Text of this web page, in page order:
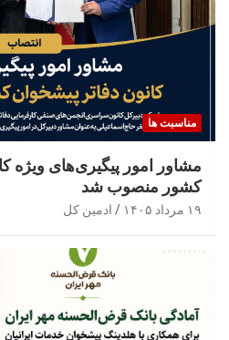
مناسبت ها
مشاور امور پیگیری‌های ویژه
کشور منصوب شد
۱۹ مرداد ۱۴۰۵ ادمین کل